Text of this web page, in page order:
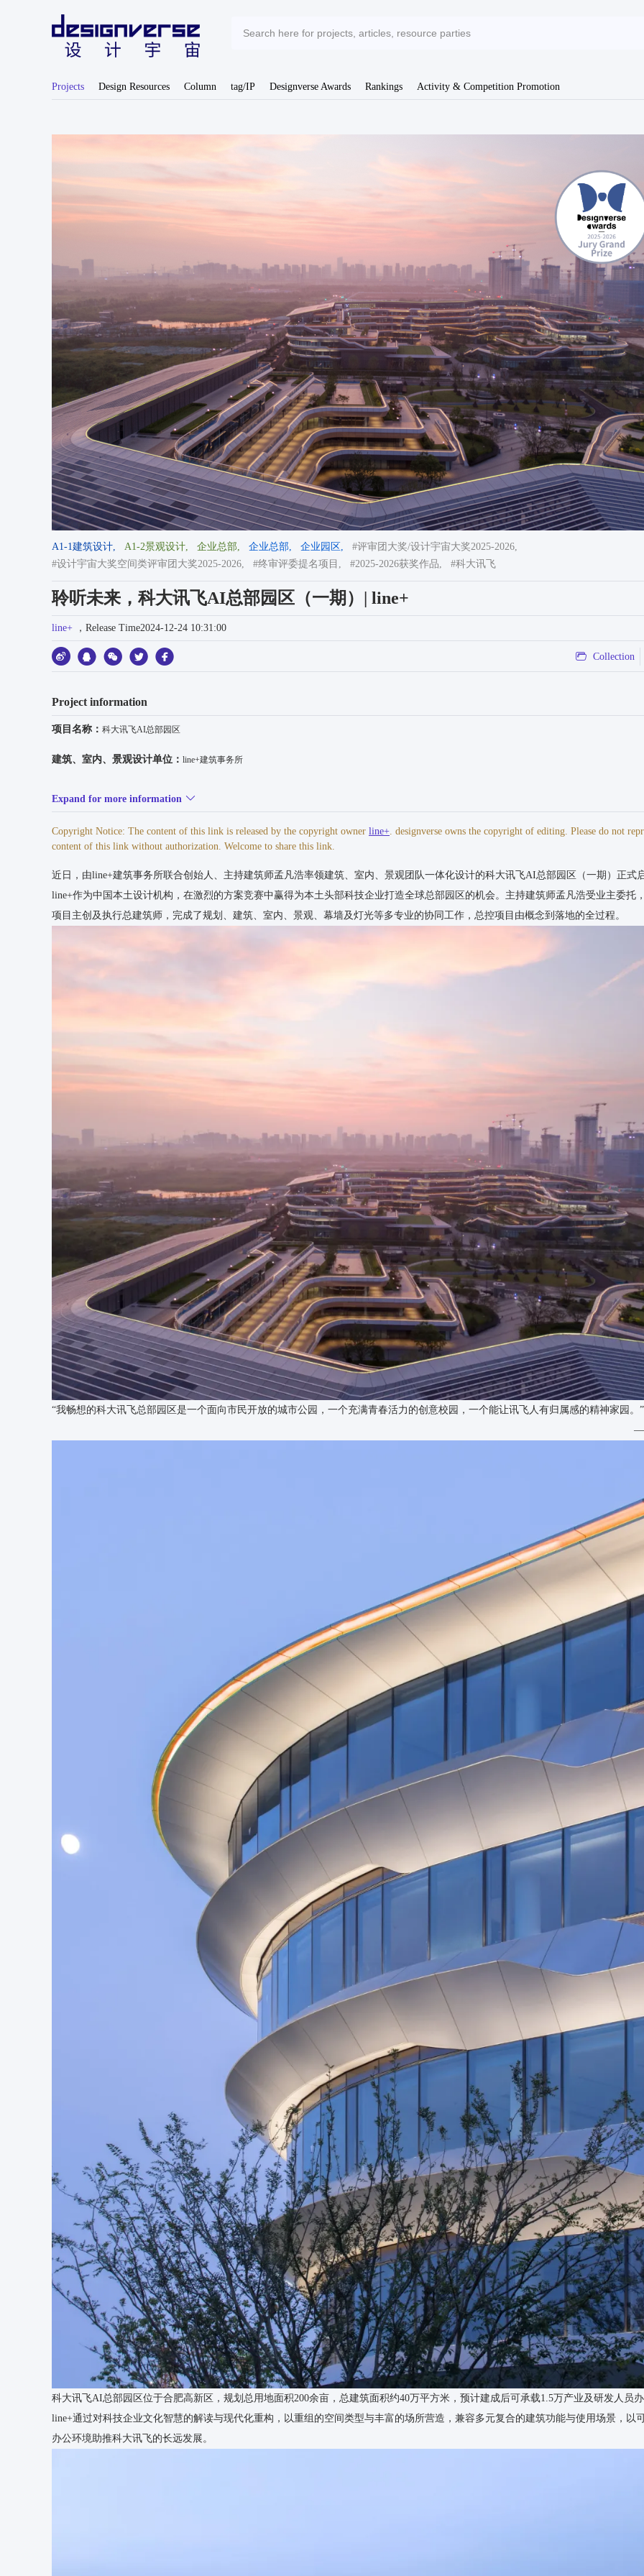
Projects Design Resources Column tag/IP Designverse Awards Rankings Activity & Competition Promotion
A1-1建筑设计, A1-2景观设计, 企业总部, 企业总部, 企业园区,
#评审团大奖/设计宇宙大奖2025-2026,
#设计宇宙大奖空间类评审团大奖2025-2026,
#终审评委提名项目, #2025-2026获奖作品, #科大讯飞
聆听未来，科大讯飞AI总部园区（一期）| line+
line+ ，Release Time2024-12-24 10:31:00
Collection
Project information
项目名称： 科大讯飞AI总部园区
建筑、室内、景观设计单位： line+建筑事务所
设计团队（竞赛阶段）： 朱敏、何雅量、陈观兴、邢舒、黄晔、李京、王雨斌、胥昊、黄娇枫、张尔佳、李仁杰、柳超、潘一鸣、施宇航、陈彬、沈瑞
设计团队（实施阶段）：朱敏、李昕光、何雅量、陈观兴、郝军、徐一凡、柳超、李航、李京、黄昱锟、黄晔、施宇航、胥昊、邢舒、李仁杰、林郁、
洋（建筑）；金煜庭、苏可伦、叶鑫、梁国庆、张思思、邓皓、葛震亮、何宇宽、杨莉、范笑笑、何之怡、王子怡（室内）；李上阳、卢语苹、金剑波、张
儿（景观）
苏州金螳螂建筑装饰股份有限公司、CCD香港郑中设计事务所
幕墙顾问单位： 杭州众创联合建筑科技有限公司
项目位置： 安徽，合肥
建筑面积： 84627.84㎡（地上），42361.1㎡（地下）
设计周期： 2021年11月-2022年11月
建设周期：2022年3月-2024年8月
结构： 框架结构、钢结构
材料：玻璃、铝板、光伏屋面
摄影：存在建筑-建筑摄影、奥观建筑视觉、line+
Expand for more information
Copyright Notice: The content of this link is released by the copyright owner line+. designverse owns the copyright of editing. Please do not
content of this link without authorization. Welcome to share this link.
近日，由line+建筑事务所联合创始人、主持建筑师孟凡浩率领建筑、室内、景观团队一体化设计的科大讯飞AI总部园区（一期）正式
line+作为中国本土设计机构，在激烈的方案竞赛中赢得为本土头部科技企业打造全球总部园区的机会。主持建筑师孟凡浩受业主委托
项目主创及执行总建筑师，完成了规划、建筑、室内、景观、幕墙及灯光等多专业的协同工作，总控项目由概念到落地的全过程。
“我畅想的科大讯飞总部园区是一个面向市民开放的城市公园，一个充满青春活力的创意校园，一个能让讯飞人有归属感的精神家园。”
科大讯飞AI总部园区位于合肥高新区，规划总用地面积200余亩，总建筑面积约40万平方米，预计建成后可承载1.5万产业及研发人员
line+通过对科技企业文化智慧的解读与现代化重构，以重组的空间类型与丰富的场所营造，兼容多元复合的建筑功能与使用场景，以
办公环境助推科大讯飞的长远发展。